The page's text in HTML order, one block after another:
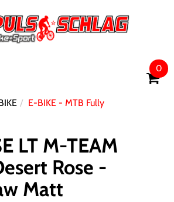
0
E-BIKE - MTB Fully
LT M-TEAM
Rose -
Matt